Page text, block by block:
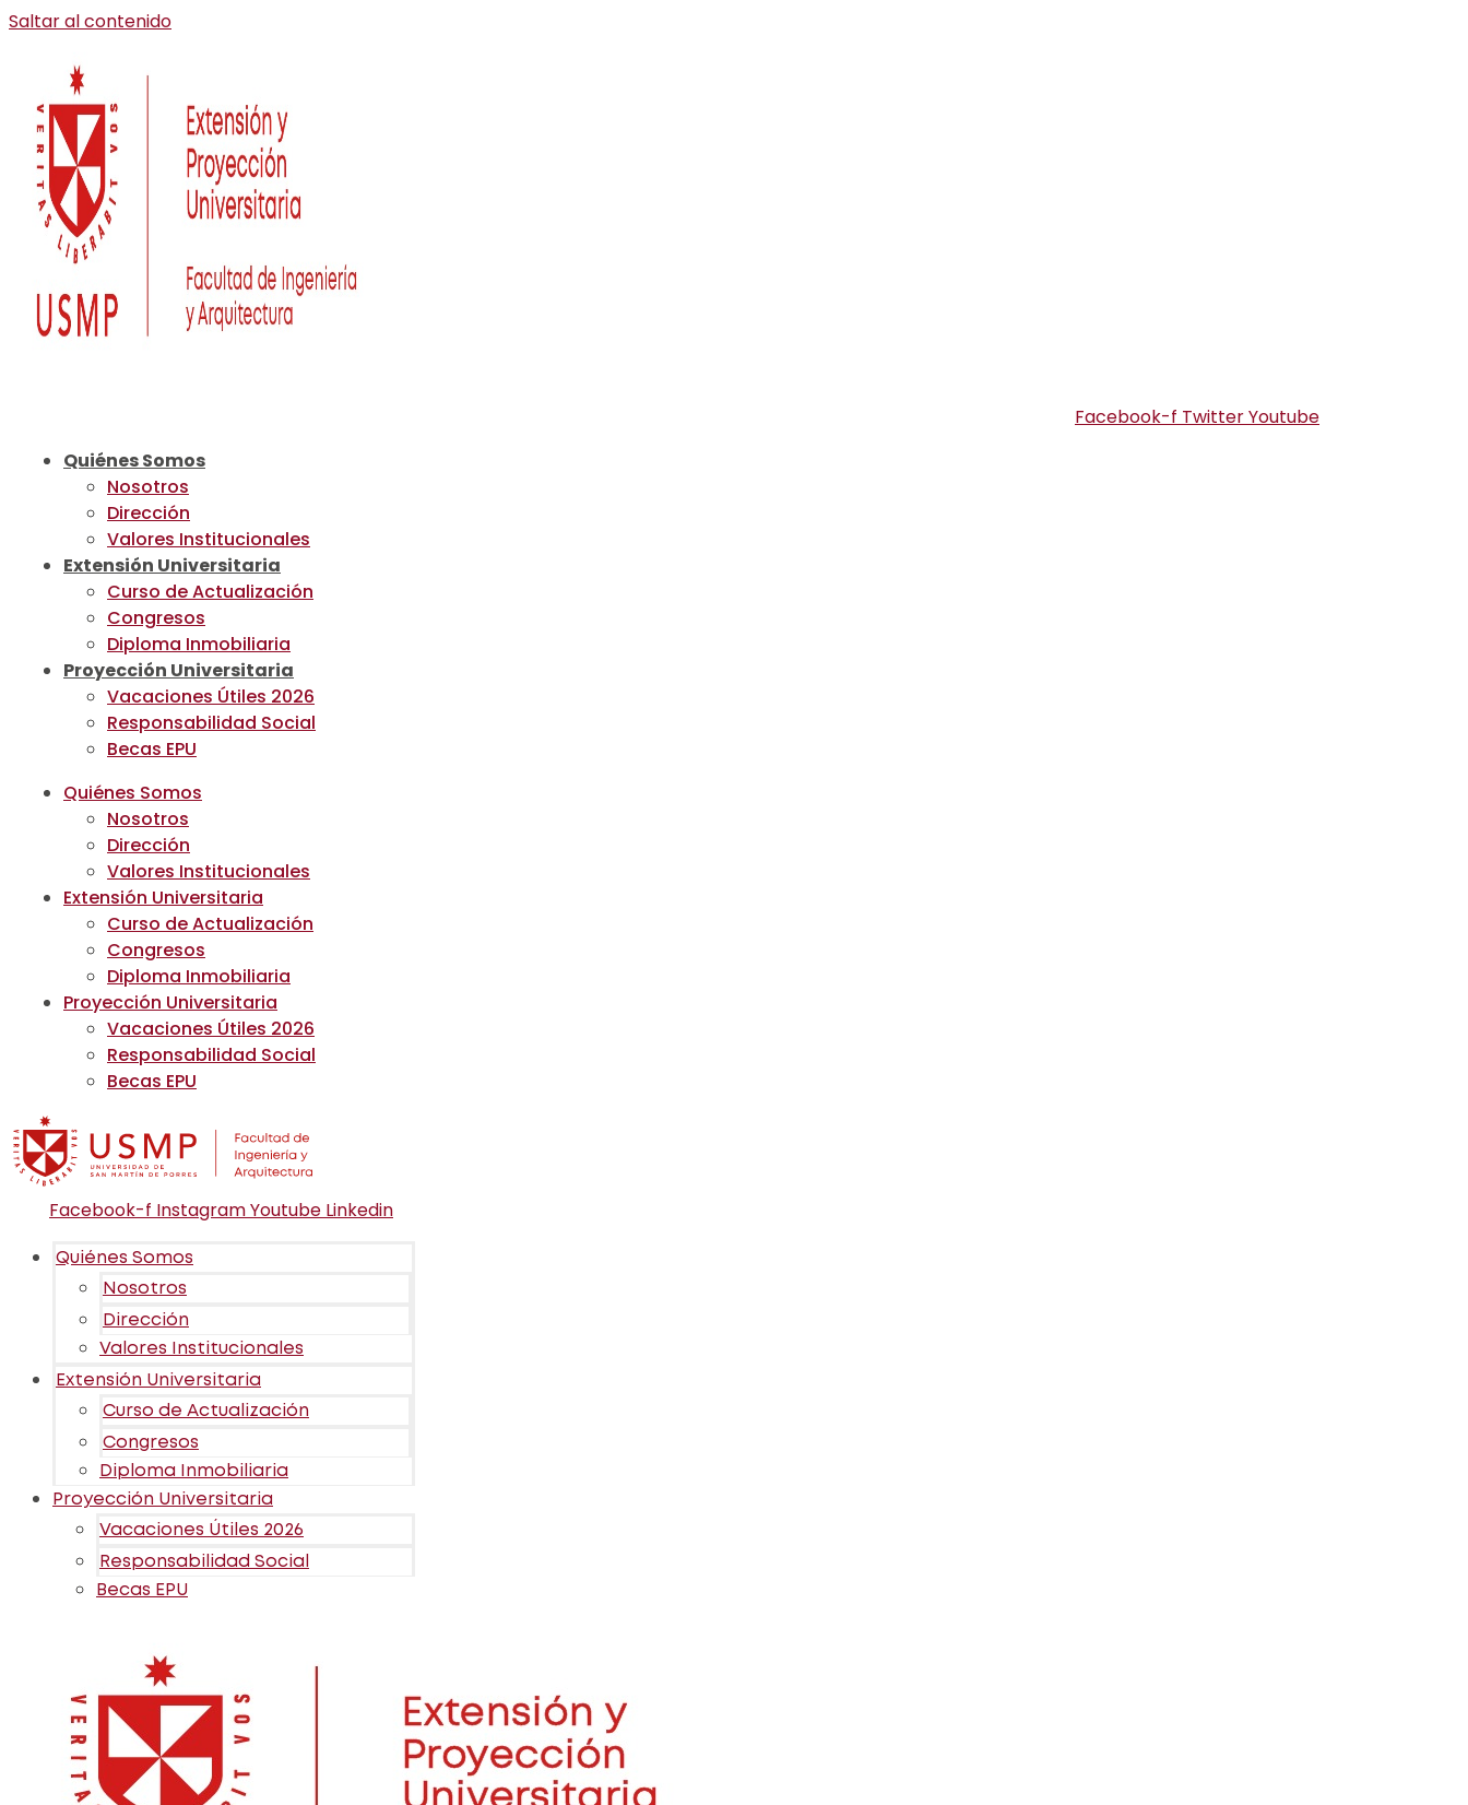
Saltar al contenido
Facebook-f TwitterYoutube
Quiénes Somos
Nosotros
Dirección
Valores Institucionales
Extensión Universitaria
Curso de Actualización
Congresos
Diploma Inmobiliaria
Proyección Universitaria
Vacaciones Útiles 2026
Responsabilidad Social
Becas EPU
Quiénes Somos
Nosotros
Dirección
Valores Institucionales
Extensión Universitaria
Curso de Actualización
Congresos
Diploma Inmobiliaria
Proyección Universitaria
Vacaciones Útiles 2026
Responsabilidad Social
Becas EPU
Facebook-f InstagramYoutube Linkedin
Quiénes Somos
Nosotros
Dirección
Valores Institucionales
Extensión Universitaria
Curso de Actualización
Congresos
Diploma Inmobiliaria
Proyección Universitaria
Vacaciones Útiles 2026
Responsabilidad Social
Becas EPU